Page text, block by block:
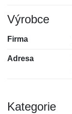
Výrobce
Firma
Adresa
Kategorie